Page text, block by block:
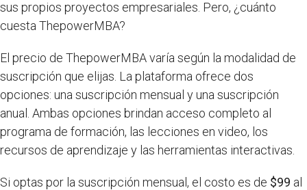
sus propios proyectos empresariales. Pero, ¿cuánto
cuesta ThepowerMBA?
El precio de ThepowerMBA varía según la modalidad de
suscripción que elijas. La plataforma ofrece dos
opciones: una suscripción mensual y una suscripción
anual. Ambas opciones brindan acceso completo al
programa de formación, las lecciones en video, los
recursos de aprendizaje y las herramientas interactivas.
Si optas por la suscripción mensual, el costo es de $99 al